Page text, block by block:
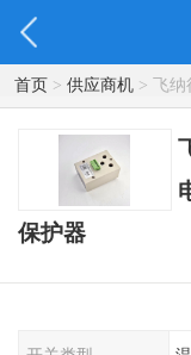
首页> 供应商机> 飞纳
供应电机过载保护器
保护器